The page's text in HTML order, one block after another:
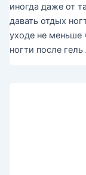
иногда даже от
давать отдых
уходе не меньше
ногти после